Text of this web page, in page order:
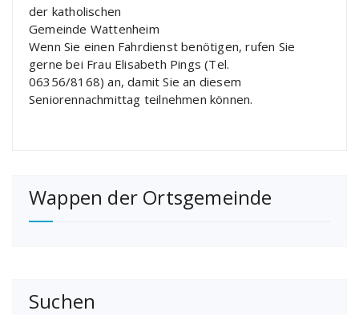
der katholischen
Gemeinde Wattenheim
Wenn Sie einen Fahrdienst benötigen, rufen Sie
gerne bei Frau Elisabeth Pings (Tel.
06356/8168) an, damit Sie an diesem
Seniorennachmittag teilnehmen können.
Wappen der Ortsgemeinde
Suchen